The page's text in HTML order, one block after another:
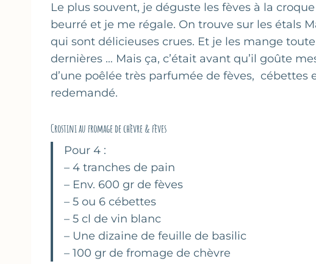
Le plus souvent, je déguste les fèves à la
beurré et je me régale. On trouve sur les étals
qui sont délicieuses crues. Et je les mange
dernières … Mais ça, c’était avant qu’il goûte
d’une poêlée très parfumée de fèves, cébettes
redemandé.
Crostini au fromage de chèvre & fèves
Pour 4 :
– 4 tranches de pain
– Env. 600 gr de fèves
– 5 ou 6 cébettes
– 5 cl de vin blanc
– Une dizaine de feuille de basilic
– 100 gr de fromage de chèvre